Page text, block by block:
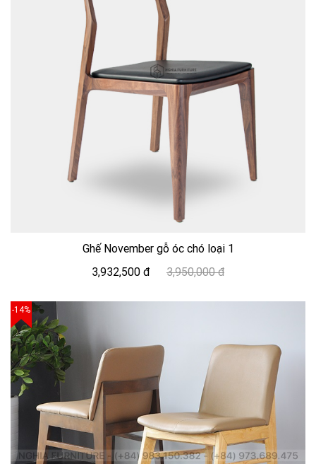
Ghế November gỗ óc chó loại 1
3,932,500 đ
3,950,000 đ
-14%